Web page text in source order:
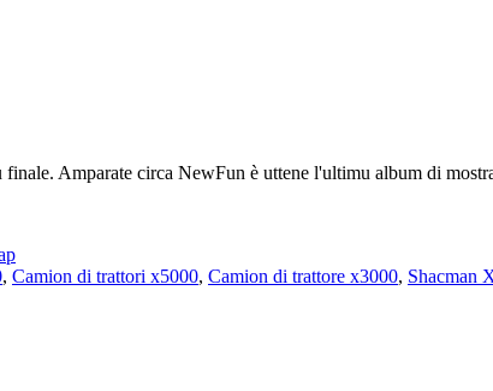
Amparate circa NewFun è uttene l'ultimu album di
, Camion di trattori x5000, Camion di trattore x3000, Shacman